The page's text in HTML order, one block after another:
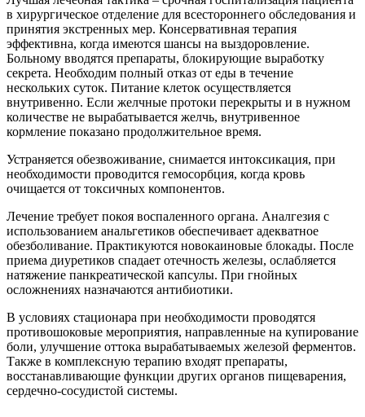
в хирургическое отделение для всестороннего обследования и
принятия экстренных мер. Консервативная терапия
эффективна, когда имеются шансы на выздоровление.
Больному вводятся препараты, блокирующие выработку
секрета. Необходим полный отказ от еды в течение
нескольких суток. Питание клеток осуществляется
внутривенно. Если желчные протоки перекрыты и в нужном
количестве не вырабатывается желчь, внутривенное
кормление показано продолжительное время.
Устраняется обезвоживание, снимается интоксикация, при
необходимости проводится гемосорбция, когда кровь
очищается от токсичных компонентов.
Лечение требует покоя воспаленного органа. Аналгезия с
использованием анальгетиков обеспечивает адекватное
обезболивание. Практикуются новокаиновые блокады. После
приема диуретиков спадает отечность железы, ослабляется
натяжение панкреатической капсулы. При гнойных
осложнениях назначаются антибиотики.
В условиях стационара при необходимости проводятся
противошоковые мероприятия, направленные на купирование
боли, улучшение оттока вырабатываемых железой ферментов.
Также в комплексную терапию входят препараты,
восстанавливающие функции других органов пищеварения,
сердечно-сосудистой системы.